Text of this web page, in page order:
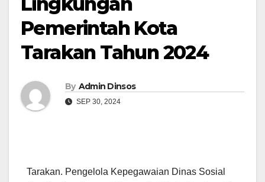
Pemerintah Kota
Tarakan Tahun 2024
By Admin Dinsos
SEP 30, 2024
Tarakan. Pengelola Kepegawaian Dinas Sosial